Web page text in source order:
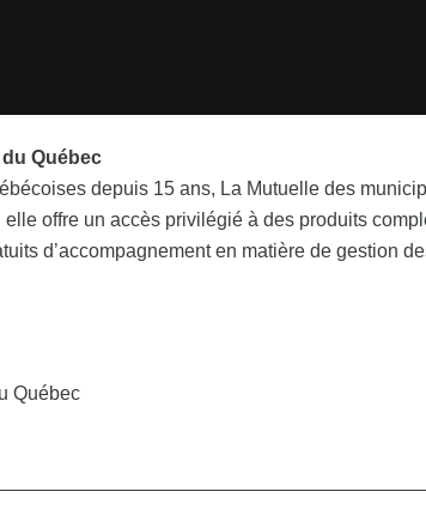
Québec
depuis 15 ans, La Mutuelle des
offre un accès privilégié à des produits
d’accompagnement en matière de gestion
Québec